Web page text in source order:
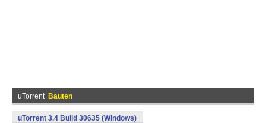
uTorrent Bauten
uTorrent 3.4 Build 30635 (Windows)